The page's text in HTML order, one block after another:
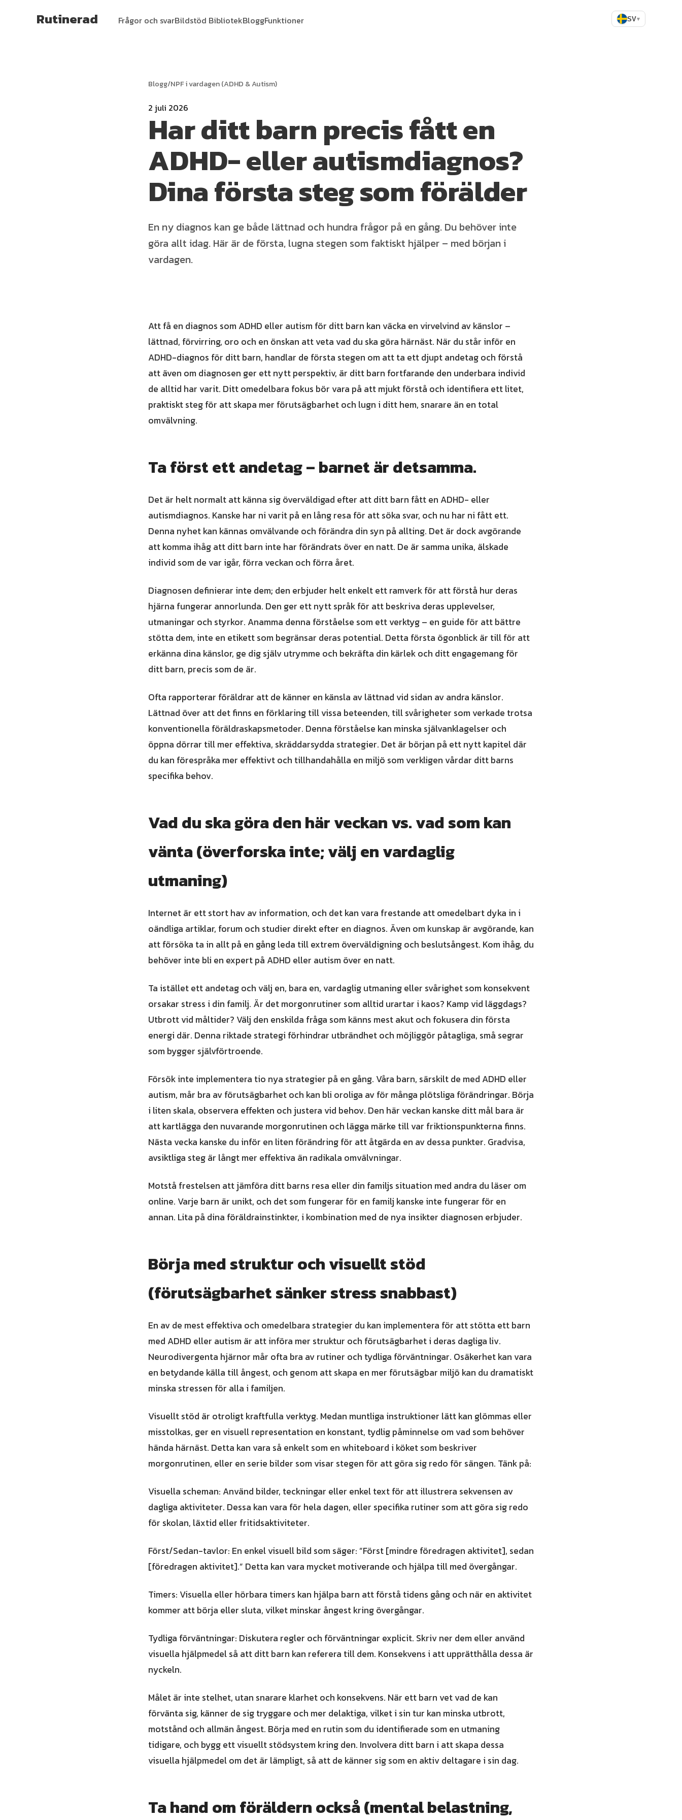
Rutinerad Frågor och svarBildstöd BibliotekBloggFunktioner SV▾
Blogg/NPF i vardagen (ADHD & Autism)
2 juli 2026
Har ditt barn precis fått en
ADHD- eller autismdiagnos?
Dina första steg som förälder
En ny diagnos kan ge både lättnad och hundra frågor på en gång. Du behöver inte
göra allt idag. Här är de första, lugna stegen som faktiskt hjälper – med början i
vardagen.
Att få en diagnos som ADHD eller autism för ditt barn kan väcka en virvelvind av känslor –
lättnad, förvirring, oro och en önskan att veta vad du ska göra härnäst. När du står inför en
ADHD-diagnos för ditt barn, handlar de första stegen om att ta ett djupt andetag och förstå
att även om diagnosen ger ett nytt perspektiv, är ditt barn fortfarande den underbara individ
de alltid har varit. Ditt omedelbara fokus bör vara på att mjukt förstå och identifiera ett litet,
praktiskt steg för att skapa mer förutsägbarhet och lugn i ditt hem, snarare än en total
omvälvning.
Ta först ett andetag – barnet är detsamma.
Det är helt normalt att känna sig överväldigad efter att ditt barn fått en ADHD- eller
autismdiagnos. Kanske har ni varit på en lång resa för att söka svar, och nu har ni fått ett.
Denna nyhet kan kännas omvälvande och förändra din syn på allting. Det är dock avgörande
att komma ihåg att ditt barn inte har förändrats över en natt. De är samma unika, älskade
individ som de var igår, förra veckan och förra året.
Diagnosen definierar inte dem; den erbjuder helt enkelt ett ramverk för att förstå hur deras
hjärna fungerar annorlunda. Den ger ett nytt språk för att beskriva deras upplevelser,
utmaningar och styrkor. Anamma denna förståelse som ett verktyg – en guide för att bättre
stötta dem, inte en etikett som begränsar deras potential. Detta första ögonblick är till för att
erkänna dina känslor, ge dig själv utrymme och bekräfta din kärlek och ditt engagemang för
ditt barn, precis som de är.
Ofta rapporterar föräldrar att de känner en känsla av lättnad vid sidan av andra känslor.
Lättnad över att det finns en förklaring till vissa beteenden, till svårigheter som verkade trotsa
konventionella föräldraskapsmetoder. Denna förståelse kan minska självanklagelser och
öppna dörrar till mer effektiva, skräddarsydda strategier. Det är början på ett nytt kapitel där
du kan förespråka mer effektivt och tillhandahålla en miljö som verkligen vårdar ditt barns
specifika behov.
Vad du ska göra den här veckan vs. vad som kan
vänta (överforska inte; välj en vardaglig
utmaning)
Internet är ett stort hav av information, och det kan vara frestande att omedelbart dyka in i
oändliga artiklar, forum och studier direkt efter en diagnos. Även om kunskap är avgörande, kan
att försöka ta in allt på en gång leda till extrem överväldigning och beslutsångest. Kom ihåg, du
behöver inte bli en expert på ADHD eller autism över en natt.
Ta istället ett andetag och välj en, bara en, vardaglig utmaning eller svårighet som konsekvent
orsakar stress i din familj. Är det morgonrutiner som alltid urartar i kaos? Kamp vid läggdags?
Utbrott vid måltider? Välj den enskilda fråga som känns mest akut och fokusera din första
energi där. Denna riktade strategi förhindrar utbrändhet och möjliggör påtagliga, små segrar
som bygger självförtroende.
Försök inte implementera tio nya strategier på en gång. Våra barn, särskilt de med ADHD eller
autism, mår bra av förutsägbarhet och kan bli oroliga av för många plötsliga förändringar. Börja
i liten skala, observera effekten och justera vid behov. Den här veckan kanske ditt mål bara är
att kartlägga den nuvarande morgonrutinen och lägga märke till var friktionspunkterna finns.
Nästa vecka kanske du inför en liten förändring för att åtgärda en av dessa punkter. Gradvisa,
avsiktliga steg är långt mer effektiva än radikala omvälvningar.
Motstå frestelsen att jämföra ditt barns resa eller din familjs situation med andra du läser om
online. Varje barn är unikt, och det som fungerar för en familj kanske inte fungerar för en
annan. Lita på dina föräldrainstinkter, i kombination med de nya insikter diagnosen erbjuder.
Börja med struktur och visuellt stöd
(förutsägbarhet sänker stress snabbast)
En av de mest effektiva och omedelbara strategier du kan implementera för att stötta ett barn
med ADHD eller autism är att införa mer struktur och förutsägbarhet i deras dagliga liv.
Neurodivergenta hjärnor mår ofta bra av rutiner och tydliga förväntningar. Osäkerhet kan vara
en betydande källa till ångest, och genom att skapa en mer förutsägbar miljö kan du dramatiskt
minska stressen för alla i familjen.
Visuellt stöd är otroligt kraftfulla verktyg. Medan muntliga instruktioner lätt kan glömmas eller
misstolkas, ger en visuell representation en konstant, tydlig påminnelse om vad som behöver
hända härnäst. Detta kan vara så enkelt som en whiteboard i köket som beskriver
morgonrutinen, eller en serie bilder som visar stegen för att göra sig redo för sängen. Tänk på:
Visuella scheman: Använd bilder, teckningar eller enkel text för att illustrera sekvensen av
dagliga aktiviteter. Dessa kan vara för hela dagen, eller specifika rutiner som att göra sig redo
för skolan, läxtid eller fritidsaktiviteter.
Först/Sedan-tavlor: En enkel visuell bild som säger: ”Först [mindre föredragen aktivitet], sedan
[föredragen aktivitet].” Detta kan vara mycket motiverande och hjälpa till med övergångar.
Timers: Visuella eller hörbara timers kan hjälpa barn att förstå tidens gång och när en aktivitet
kommer att börja eller sluta, vilket minskar ångest kring övergångar.
Tydliga förväntningar: Diskutera regler och förväntningar explicit. Skriv ner dem eller använd
visuella hjälpmedel så att ditt barn kan referera till dem. Konsekvens i att upprätthålla dessa är
nyckeln.
Målet är inte stelhet, utan snarare klarhet och konsekvens. När ett barn vet vad de kan
förvänta sig, känner de sig tryggare och mer delaktiga, vilket i sin tur kan minska utbrott,
motstånd och allmän ångest. Börja med en rutin som du identifierade som en utmaning
tidigare, och bygg ett visuellt stödsystem kring den. Involvera ditt barn i att skapa dessa
visuella hjälpmedel om det är lämpligt, så att de känner sig som en aktiv deltagare i sin dag.
Ta hand om föräldern också (mental belastning,